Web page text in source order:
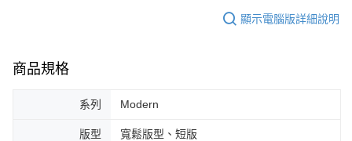
顯示電腦版詳細說明
商品規格
系列 Modern
版型 寬鬆版型、短版